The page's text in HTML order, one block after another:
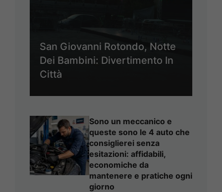
San Giovanni Rotondo, Notte
Dei Bambini: Divertimento In
Città
Sono un meccanico e
queste sono le 4 auto che
consiglierei senza
esitazioni: affidabili,
economiche da
mantenere e pratiche ogni
giorno